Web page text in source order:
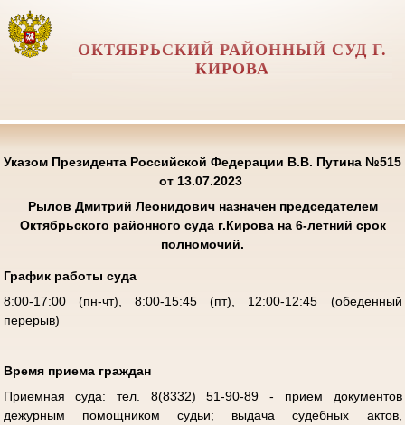
ОКТЯБРЬСКИЙ РАЙОННЫЙ СУД Г.
КИРОВА
Указом Президента Российской Федерации В.В. Путина №515
от 13.07.2023
Рылов Дмитрий Леонидович назначен председателем
Октябрьского районного суда г.Кирова на 6-летний срок
полномочий.
График работы суда
8:00-17:00 (пн-чт), 8:00-15:45 (пт), 12:00-12:45 (обеденный
перерыв)
Время приема граждан
Приемная суда: тел. 8(8332) 51-90-89 - прием документов
дежурным помощником судьи; выдача судебных актов,